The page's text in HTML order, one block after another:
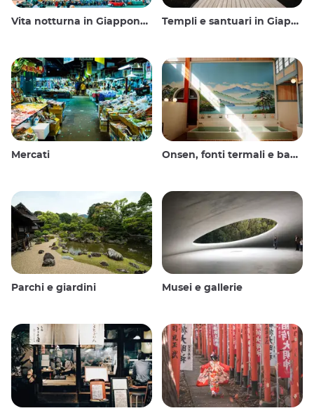
Vita notturna in Giappone: uscire, vedere e bere Templi e santuari in Giappone
Mercati Onsen, fonti termali e bagni pubblici
Parchi e giardini Musei e gallerie